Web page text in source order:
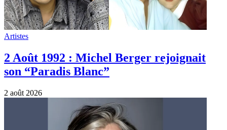
Artistes
2 Août 1992 : Michel Berger rejoignait
son “Paradis Blanc”
2 août 2026